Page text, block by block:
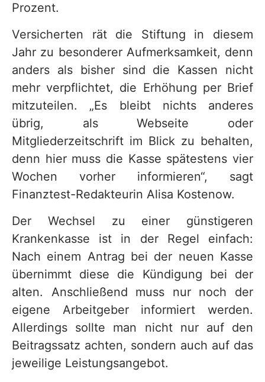
Prozent.
Versicherten rät die Stiftung in diesem
Jahr zu besonderer Aufmerksamkeit, denn
anders als bisher sind die Kassen nicht
mehr verpflichtet, die Erhöhung per Brief
mitzuteilen. „Es bleibt nichts anderes
übrig, als Webseite oder
Mitgliederzeitschrift im Blick zu behalten,
denn hier muss die Kasse spätestens vier
Wochen vorher informieren“, sagt
Finanztest-Redakteurin Alisa Kostenow.
Der Wechsel zu einer günstigeren
Krankenkasse ist in der Regel einfach:
Nach einem Antrag bei der neuen Kasse
übernimmt diese die Kündigung bei der
alten. Anschließend muss nur noch der
eigene Arbeitgeber informiert werden.
Allerdings sollte man nicht nur auf den
Beitragssatz achten, sondern auch auf das
jeweilige Leistungsangebot.